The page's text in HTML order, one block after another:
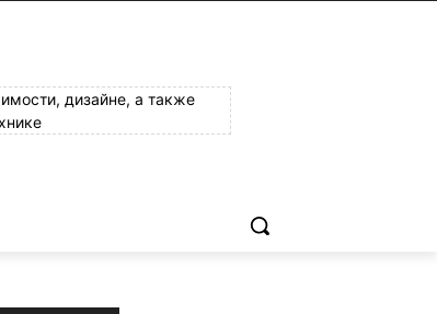
дизайне, а также